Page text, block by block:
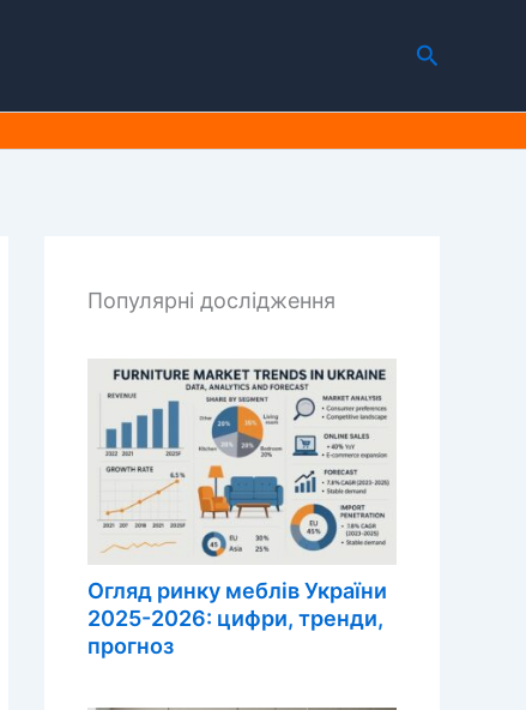
Пошук
Популярні дослідження
Огляд ринку меблів України
2025-2026: цифри, тренди,
прогноз